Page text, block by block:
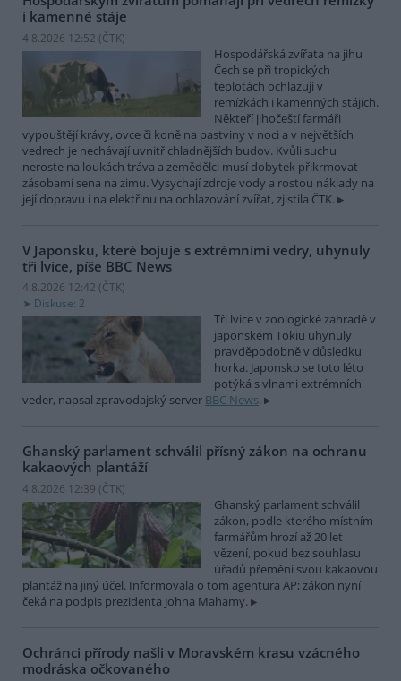
i kamenné stáje
4.8.2026 12:52 (ČTK)
Hospodářská zvířata na jihu
Čech se při tropických
teplotách ochlazují v
remízkách i kamenných stájích.
Někteří jihočeští farmáři
vypouštějí krávy, ovce či koně na pastviny v noci a v největších
vedrech je nechávají uvnitř chladnějších budov. Kvůli suchu
neroste na loukách tráva a zemědělci musí dobytek přikrmovat
zásobami sena na zimu. Vysychají zdroje vody a rostou náklady na
její dopravu i na elektřinu na ochlazování zvířat, zjistila ČTK.
V Japonsku, které bojuje s extrémními vedry, uhynuly
tři lvice, píše BBC News
4.8.2026 12:42 (ČTK)
Diskuse: 2
Tři lvice v zoologické zahradě v
japonském Tokiu uhynuly
pravděpodobně v důsledku
horka. Japonsko se toto léto
potýká s vlnami extrémních
veder, napsal zpravodajský server BBC News.
Ghanský parlament schválil přísný zákon na ochranu
kakaových plantáží
4.8.2026 12:39 (ČTK)
Ghanský parlament schválil
zákon, podle kterého místním
farmářům hrozí až 20 let
vězení, pokud bez souhlasu
úřadů přemění svou kakaovou
plantáž na jiný účel. Informovala o tom agentura AP; zákon nyní
čeká na podpis prezidenta Johna Mahamy.
Ochránci přírody našli v Moravském krasu vzácného
modráska očkovaného